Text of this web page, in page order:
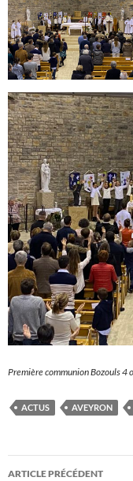
Première communion Bozouls 4
ACTUS AVEYRON
Navigation
ARTICLE PRÉCÉDENT